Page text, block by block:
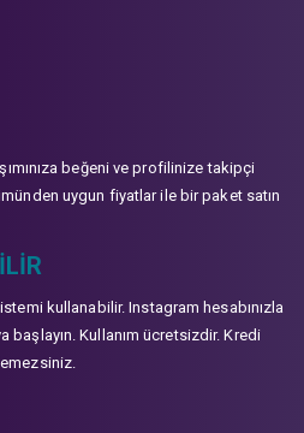
beğeni ve profilinize takipçi
uygun fiyatlar ile bir paket satın
kullanabilir. Instagram hesabınızla
başlayın. Kullanım ücretsizdir. Kredi